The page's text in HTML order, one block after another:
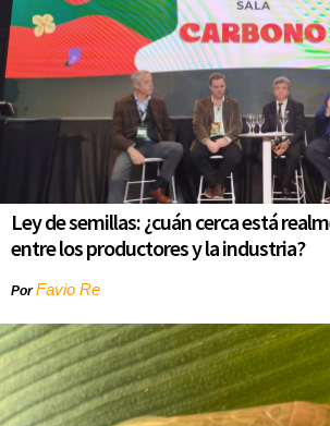
Ley de semillas: ¿cuán cerca está
entre los productores y la industria?
PorFavio Re